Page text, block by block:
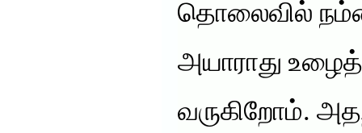
தொலைவில்
அயாராது
வருகிறோம்.